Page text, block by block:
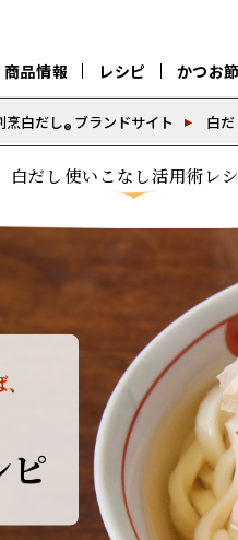
商品情報 レシピ かつお
旨さ、別格。
だし屋の鍋
韓福
だしの素
主菜レシピ
ヤマキ かつお節プラ
烹白だし® ブランドサイト 白
白だし使いこなし活用術レ
ピ